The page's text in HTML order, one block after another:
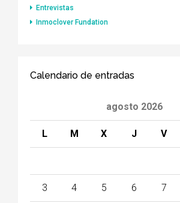
Entrevistas
Inmoclover Fundation
Calendario de entradas
agosto 2026
L M X J V
3 4 5 6 7